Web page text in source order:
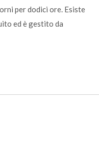
per dodici ore. Esiste
ed è gestito da